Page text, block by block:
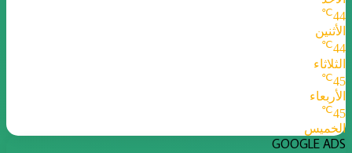
44
℃
الأثنين
44
℃
الثلاثاء
45
℃
الأربعاء
45
℃
الخميس
GOOGLE ADS